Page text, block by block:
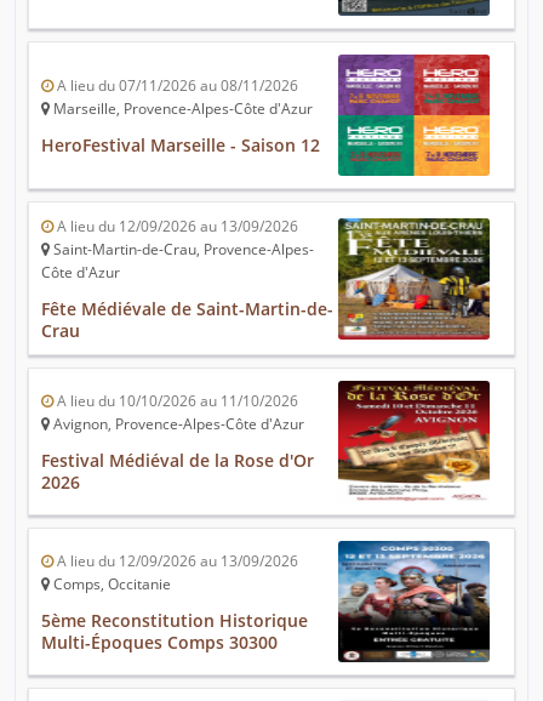
A lieu du 07/11/2026 au 08/11/2026
Marseille, Provence-Alpes-Côte d'Azur
HeroFestival Marseille - Saison 12
A lieu du 12/09/2026 au 13/09/2026
Saint-Martin-de-Crau, Provence-Alpes-
Côte d'Azur
Fête Médiévale de Saint-Martin-de-
Crau
A lieu du 10/10/2026 au 11/10/2026
Avignon, Provence-Alpes-Côte d'Azur
Festival Médiéval de la Rose d'Or
2026
A lieu du 12/09/2026 au 13/09/2026
Comps, Occitanie
5ème Reconstitution Historique
Multi-Époques Comps 30300